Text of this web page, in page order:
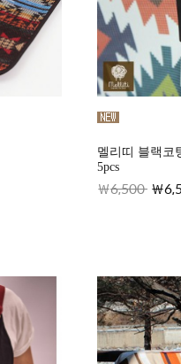
멜리띠 블랙코
5pcs
6,500